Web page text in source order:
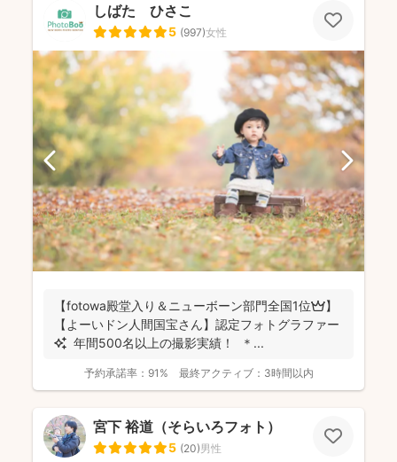
しばた ひさこ
5 (997)女性
【fotowa殿堂入り＆ニューボーン部門全国1位👑】
【よーいドン人間国宝さん】認定フォトグラファー
✨ 年間500名以上の撮影実績！ ＊...
予約承諾率： 91% 最終アクティブ： 3時間以内
宮下 裕道（そらいろフォト）
5 (20)男性